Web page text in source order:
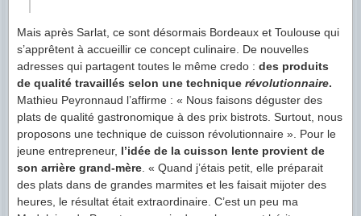
Mais après Sarlat, ce sont désormais Bordeaux et Toulouse qui
s’apprêtent à accueillir ce concept culinaire. De nouvelles
adresses qui partagent toutes le même credo : des produits
de qualité travaillés selon une technique révolutionnaire.
Mathieu Peyronnaud l’affirme : « Nous faisons déguster des
plats de qualité gastronomique à des prix bistrots. Surtout, nous
proposons une technique de cuisson révolutionnaire ». Pour le
jeune entrepreneur, l’idée de la cuisson lente provient de
son arrière grand-mère . « Quand j’étais petit, elle préparait
des plats dans de grandes marmites et les faisait mijoter des
heures, le résultat était extraordinaire. C’est un peu ma